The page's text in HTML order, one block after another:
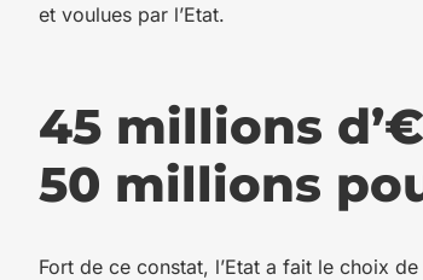
et voulues par l’Etat.
45 millions
50 millions
Fort de ce constat, l’Etat a fait le choix